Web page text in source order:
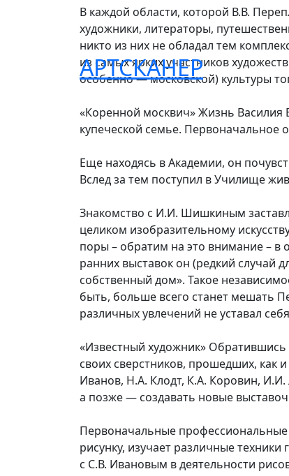
АРТСКАНЕР
В каждой области, которой В.В.
художники, литераторы,
никто из них не обладал тем
из самых ярких участников
особенно — московской) культуры
«Коренной москвич» Жизнь Василия
купеческой семье. Первоначальное
Еще находясь в Академии, он
Вслед за тем поступил в Училище
Знакомство с И.И. Шишкиным
целиком изобразительному
поры – обратим на это внимание – в
ранних выставок он (редкий случай
собственный дом». Такое
быть, больше всего станет мешать
различных увлечений не уставал
«Известный художник» Обратившись
своих сверстников, прошедших, как
Иванов, Н.А. Клодт, К.А. Коровин,
а позже — создавать новые
Первоначальные
рисунку, изучает различные
с С.В. Ивановым в деятельности